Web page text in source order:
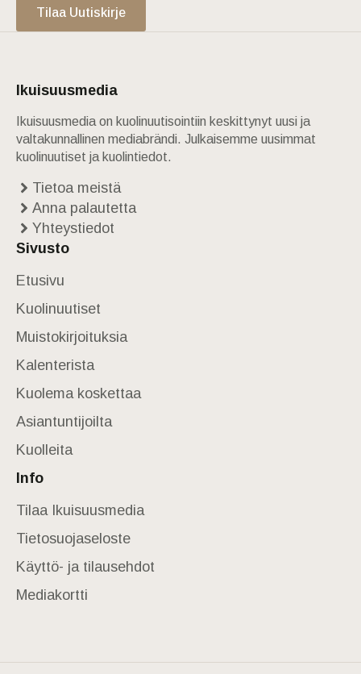
Tilaa Uutiskirje
Ikuisuusmedia
Ikuisuusmedia on kuolinuutisointiin keskittynyt uusi ja
valtakunnallinen mediabrändi. Julkaisemme uusimmat
kuolinuutiset ja kuolintiedot.
Tietoa meistä
Anna palautetta
Yhteystiedot
Sivusto
Etusivu
Kuolinuutiset
Muistokirjoituksia
Kalenterista
Kuolema koskettaa
Asiantuntijoilta
Kuolleita
Info
Tilaa Ikuisuusmedia
Tietosuojaseloste
Käyttö- ja tilausehdot
Mediakortti